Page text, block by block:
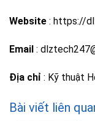
Website : https://
Email :
Địa chỉ : Kỹ thuật
Bài viết liên